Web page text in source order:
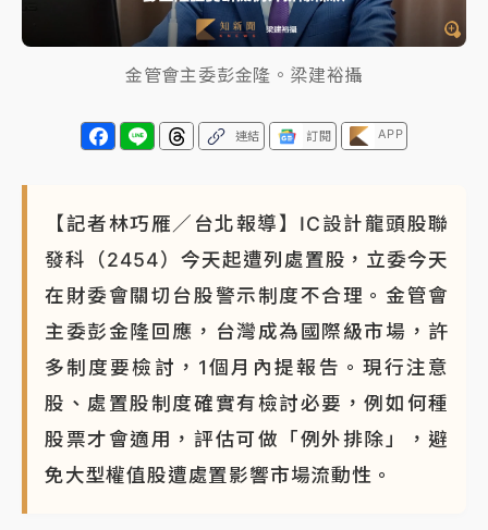
金管會主委彭金隆。梁建裕攝
連結 訂閱 APP
【記者林巧雁／台北報導】IC設計龍頭股聯
發科（2454）今天起遭列處置股，立委今天
在財委會關切台股警示制度不合理。金管會
主委彭金隆回應，台灣成為國際級市場，許
多制度要檢討，1個月內提報告。現行注意
股、處置股制度確實有檢討必要，例如何種
股票才會適用，評估可做「例外排除」，避
免大型權值股遭處置影響市場流動性。